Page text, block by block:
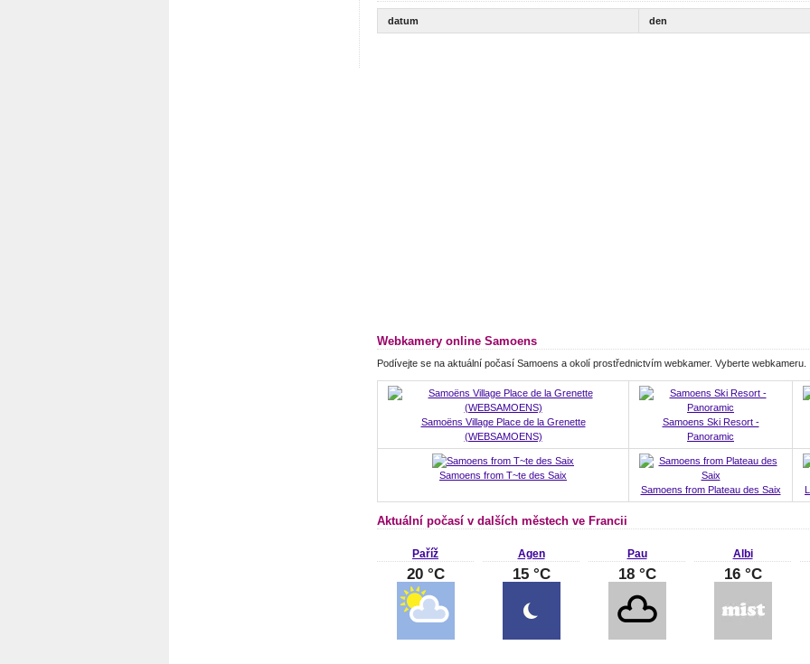
datum den
Webkamery online Samoens
Podívejte se na aktuální počasí Samoens a okolí prostřednictvím webkamer. Vyberte webkameru.
Samoëns Village Place de la Grenette
(WEBSAMOENS)
Samoens Ski Resort -
Panoramic
Samoens from T~te des Saix
Samoens from Plateau des Saix
Aktuální počasí v dalších městech ve Francii
Paříž
20 °C
Agen
15 °C
Pau
18 °C
Albi
16 °C